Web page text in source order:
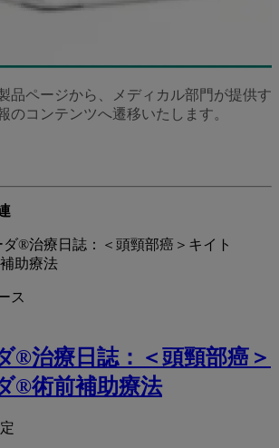
品ページから、メディカル部門が提供す
のコンテンツへ遷移いたします。
ス
®治療日誌：＜頭頸部癌＞
®術前補助療法